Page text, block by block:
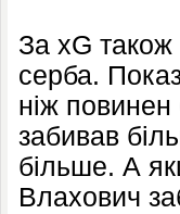
За xG також
серба.
ніж повинен
забивав
більше. А
Влахович